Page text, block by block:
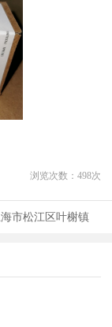
浏览次数： 498次
海市松江区叶榭镇